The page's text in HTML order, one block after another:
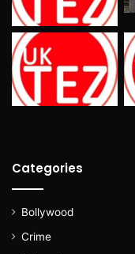
Categories
Bollywood
Crime